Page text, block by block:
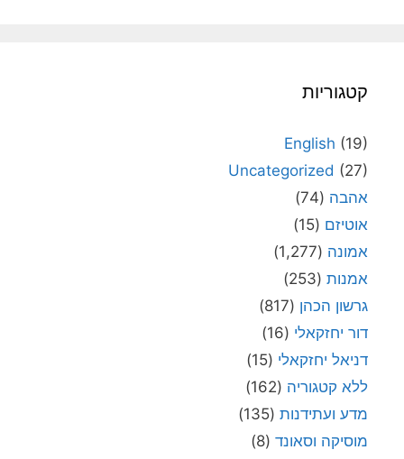
קטגוריות
English (19)
Uncategorized (27)
אהבה (74)
אוטיזם (15)
אמונה (1,277)
אמנות (253)
גרשון הכהן (817)
דור יחזקאלי (16)
דניאל יחזקאלי (15)
ללא קטגוריה (162)
מדע ועתידנות (135)
מוסיקה וסאונד (8)